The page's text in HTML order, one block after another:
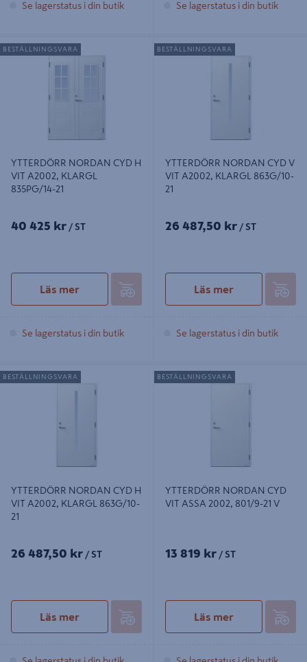
Se lagerstatus i din butik Se lagerstatus i din butik
YTTERDÖRR NORDAN CYD H VIT
A2002, KLARGL 835PG/14-21
YTTERDÖRR NORDAN CYD H
VIT A2002, KLARGL
835PG/14-21
40 425 kr / ST
Läs mer
BESTÄLLNINGSVARA
Se lagerstatus i din butik
YTTERDÖRR NORDAN CYD V VIT
A2002, KLARGL 863G/10-21
YTTERDÖRR NORDAN CYD V
VIT A2002, KLARGL 863G/10-
21
26 487,50 kr / ST
Läs mer
BESTÄLLNINGSVARA
Se lagerstatus i din butik
YTTERDÖRR NORDAN CYD H VIT
A2002, KLARGL 863G/10-21
YTTERDÖRR NORDAN CYD H
VIT A2002, KLARGL 863G/10-
21
26 487,50 kr / ST
Läs mer
BESTÄLLNINGSVARA
YTTERDÖRR NORDAN CYD VIT
ASSA 2002, 801/9-21 V
YTTERDÖRR NORDAN CYD
VIT ASSA 2002, 801/9-21 V
13 819 kr / ST
Läs mer
BESTÄLLNINGSVARA